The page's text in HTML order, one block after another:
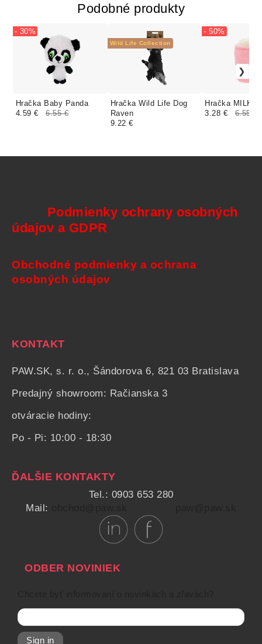
Podobné produkty
Hračka Baby Panda
- 30%
4.59 € 6.55 €
Hračka Wild Life Dog
Raven
Wild Life Collection
9.22 €
Hračka
- 50%
3.28 € 6.55 €
Podmienky ochrany osobných
údajov a GDPR
Obchodné podmienky a ochrana
osobných údajov
KONTAKT
PAW.SK, s. r. o., Šándorova 6, 821 03 Bratislava
Predajný showroom: Račianska 3
otváracie hodiny:
Po - Pi: 10:00 - 18:30
ĎALŠIE KONTAKTY
Tel.: 0903 653 280
Mail:
ODBER NOVINIEK
Sign in